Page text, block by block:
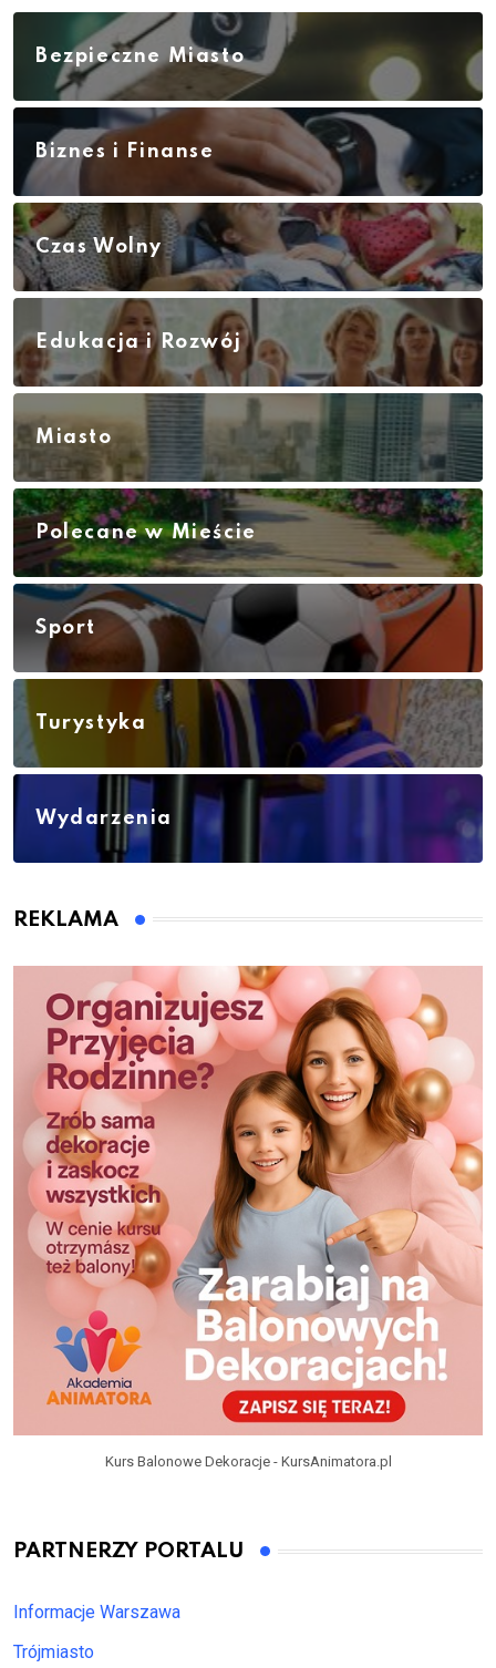
Bezpieczne Miasto
Biznes i Finanse
Czas Wolny
Edukacja i Rozwój
Miasto
Polecane w Mieście
Sport
Turystyka
Wydarzenia
REKLAMA
Kurs Balonowe Dekoracje - KursAnimatora.pl
PARTNERZY PORTALU
Informacje Warszawa
Trójmiasto